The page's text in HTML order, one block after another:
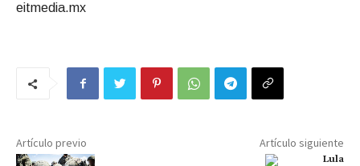
eitmedia.mx
Artículo previo Artículo siguiente